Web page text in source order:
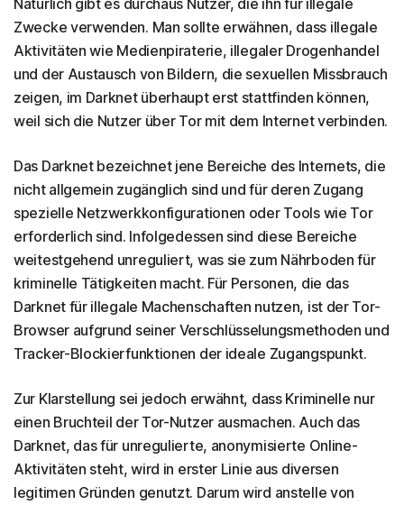
Zwecke verwenden. Man sollte erwähnen, dass illegale
Aktivitäten wie Medienpiraterie, illegaler Drogenhandel
und der Austausch von Bildern, die sexuellen Missbrauch
zeigen, im Darknet überhaupt erst stattfinden können,
weil sich die Nutzer über Tor mit dem Internet verbinden.
Das Darknet bezeichnet jene Bereiche des Internets, die
nicht allgemein zugänglich sind und für deren Zugang
spezielle Netzwerkkonfigurationen oder Tools wie Tor
erforderlich sind. Infolgedessen sind diese Bereiche
weitestgehend unreguliert, was sie zum Nährboden für
kriminelle Tätigkeiten macht. Für Personen, die das
Darknet für illegale Machenschaften nutzen, ist der Tor-
Browser aufgrund seiner Verschlüsselungsmethoden und
Tracker-Blockierfunktionen der ideale Zugangspunkt.
Zur Klarstellung sei jedoch erwähnt, dass Kriminelle nur
einen Bruchteil der Tor-Nutzer ausmachen. Auch das
Darknet, das für unregulierte, anonymisierte Online-
Aktivitäten steht, wird in erster Linie aus diversen
legitimen Gründen genutzt. Darum wird anstelle von